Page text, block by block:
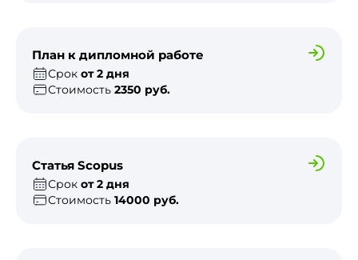
План к дипломной работе
Срок от 2 дня
Стоимость 2350 руб.
Статья Scopus
Срок от 2 дня
Стоимость 14000 руб.